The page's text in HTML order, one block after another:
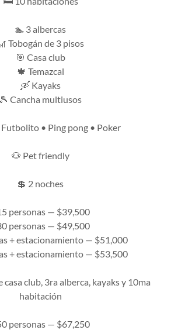
🏊 3 albercas
Tobogán de 3 pisos
🎯 Casa club
🍁 Temazcal
🛶 Kayaks
🎾 Cancha multiusos
• Ping pong • Poker
🐶 Pet friendly
💲 2 noches
personas — $39,500
personas — $49,500
+ estacionamiento — $51,000
+ estacionamiento — $53,500
casa club, 3ra alberca, kayaks y 10ma
habitación
personas — $67,250